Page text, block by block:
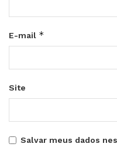
E-mail *
Site
Salvar meus dados